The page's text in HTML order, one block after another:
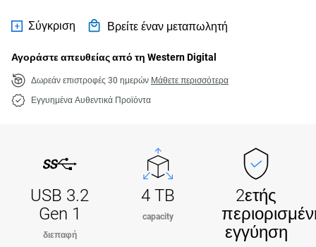
Σύγκριση Βρείτε έναν μεταπωλητή
Αγοράστε απευθείας από τη Western Digital
Δωρεάν επιστροφές 30 ημερών Μάθετε περισσότερα
Εγγυημένα Αυθεντικά Προϊόντα
USB 3.2
Gen 1
διεπαφή
4 TB
capacity
2ετής
εγγύηση